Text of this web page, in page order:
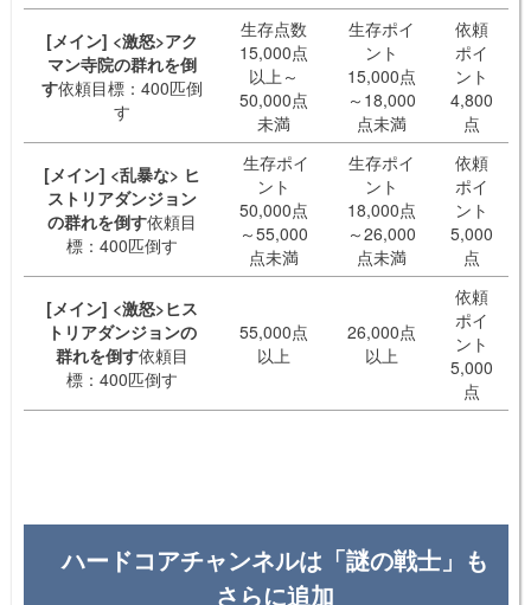
[メイン] <激怒>アク
マン寺院の群れを倒
す依頼目標：400匹倒
す
生存点数
15,000点
以上～
50,000点
未満
生存ポイ
ント
15,000点
～18,000
点未満
依頼
ポイ
ント
4,800
点
[メイン] <乱暴な> ヒ
ストリアダンジョン
の群れを倒す依頼目
標：400匹倒す
生存ポイ
ント
50,000点
～55,000
点未満
生存ポイ
ント
18,000点
～26,000
点未満
依頼
ポイ
ント
5,000
点
[メイン] <激怒>ヒス
トリアダンジョンの
群れを倒す依頼目
標：400匹倒す
55,000点
以上
26,000点
以上
依頼
ポイ
ント
5,000
点
ハードコアチャンネルは「謎の戦士」も
さらに追加